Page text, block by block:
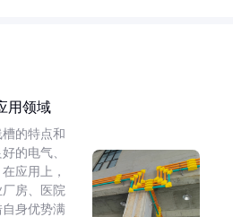
用领域
的特点和
的电气、
应用上，
房、医院
身优势满